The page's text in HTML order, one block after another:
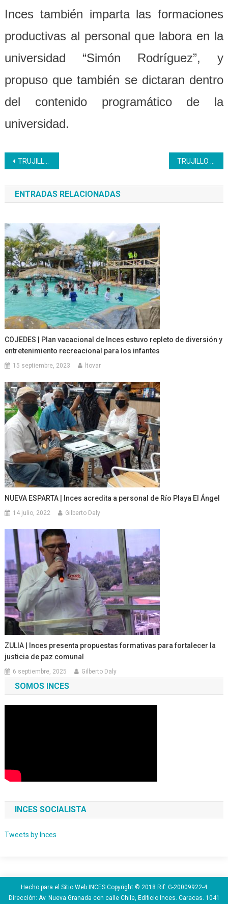
Inces también imparta las formaciones
productivas al personal que labora en la
universidad “Simón Rodríguez”, y
propuso que también se dictaran dentro
del contenido programático de la
universidad.
Navegación
de
entradas
TRUJILLO | Inces acredita 1ra promoción de bachilleres productivos
ENTRADAS RELACIONADAS
COJEDES | Plan vacacional de Inces estuvo repleto de diversión y
entretenimiento recreacional para los infantes
15 septiembre, 2023 ltovar
NUEVA ESPARTA | Inces acredita a personal de Río Playa El Ángel
14 julio, 2022 Gilberto Daly
ZULIA | Inces presenta propuestas formativas para fortalecer la
justicia de paz comunal
6 septiembre, 2025 Gilberto Daly
SOMOS INCES
INCES SOCIALISTA
Tweets by Inces
Hecho para el Sitio Web INCES Copyright © 2018 Rif: G-20009922-4
Dirección: Av. Nueva Granada con calle Chile, Edificio Inces. Caracas. 1041